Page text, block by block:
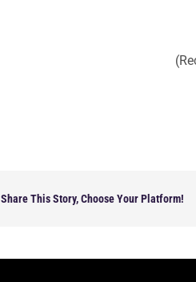
Share This Story, Choose Your Platform!